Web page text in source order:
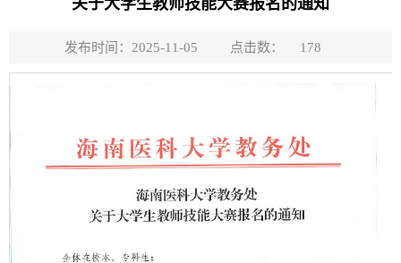
关于大学生教师技能大赛报名的通知
发布时间：2025-11-05 点击数： 178